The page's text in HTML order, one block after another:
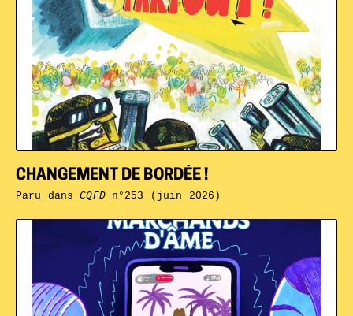
CHANGEMENT DE BORDÉE !
Paru dansCQFDn°253 (juin 2026)